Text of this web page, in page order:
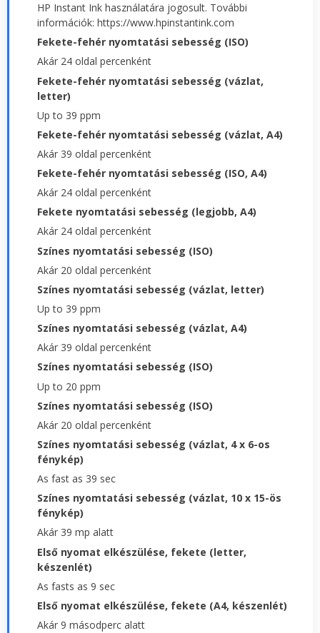
HP Instant Ink használatára jogosult. További
információk: https://www.hpinstantink.com
Fekete-fehér nyomtatási sebesség (ISO)
Akár 24 oldal percenként
Fekete-fehér nyomtatási sebesség (vázlat,
letter)
Up to 39 ppm
Fekete-fehér nyomtatási sebesség (vázlat, A4)
Akár 39 oldal percenként
Fekete-fehér nyomtatási sebesség (ISO, A4)
Akár 24 oldal percenként
Fekete nyomtatási sebesség (legjobb, A4)
Akár 24 oldal percenként
Színes nyomtatási sebesség (ISO)
Akár 20 oldal percenként
Színes nyomtatási sebesség (vázlat, letter)
Up to 39 ppm
Színes nyomtatási sebesség (vázlat, A4)
Akár 39 oldal percenként
Színes nyomtatási sebesség (ISO)
Up to 20 ppm
Színes nyomtatási sebesség (ISO)
Akár 20 oldal percenként
Színes nyomtatási sebesség (vázlat, 4 x 6-os
fénykép)
As fast as 39 sec
Színes nyomtatási sebesség (vázlat, 10 x 15-ös
fénykép)
Akár 39 mp alatt
Első nyomat elkészülése, fekete (letter,
készenlét)
As fasts as 9 sec
Első nyomat elkészülése, fekete (A4, készenlét)
Akár 9 másodperc alatt